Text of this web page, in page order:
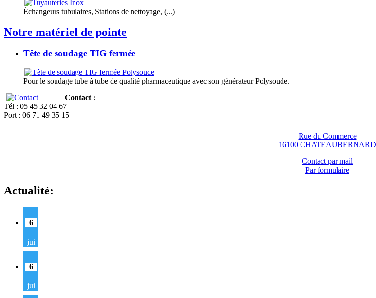
Échangeurs tubulaires, Stations de nettoyage, (...)
Notre matériel de pointe
Tête de soudage TIG fermée
Pour le soudage tube à tube de qualité pharmaceutique avec son générateur Polysoude.
Contact :
Tél : 05 45 32 04 67
Port : 06 71 49 35 15
Rue du Commerce
16100 CHATEAUBERNARD
Contact par mail
Par formulaire
Actualité:
6
jui
6
jui